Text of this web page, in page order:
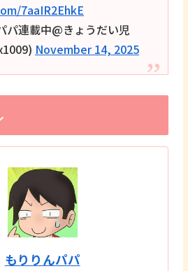
7aaIR2EhkE
連載中@きょうだい児
November 14, 2025
もりりんパパ